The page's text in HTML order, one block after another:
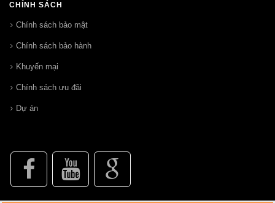
CHÍNH SÁCH
Chính sách bảo mật
Chính sách bảo hành
Khuyến mại
Chính sách ưu đãi
Dự án